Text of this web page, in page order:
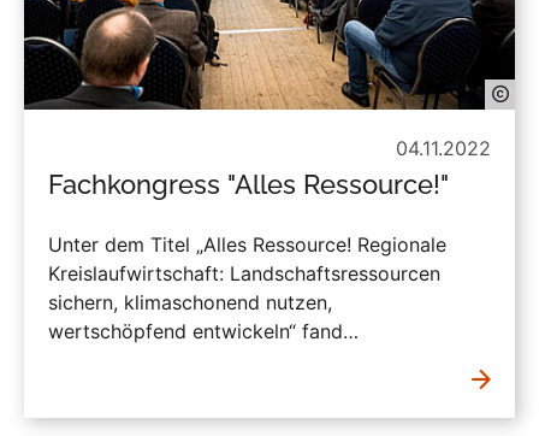
04.11.2022
Fachkongress "Alles Ressource!"
Unter dem Titel „Alles Ressource! Regionale
Kreislaufwirtschaft: Landschaftsressourcen
sichern, klimaschonend nutzen,
wertschöpfend entwickeln“ fand…